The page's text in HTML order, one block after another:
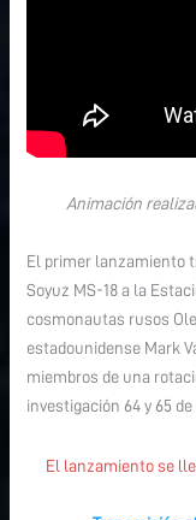
Animación
El primer lanzamiento
Soyuz MS-18 a la
cosmonautas rusos
estadounidense Mark
miembros de una
investigación 64 y 65
El lanzamiento se